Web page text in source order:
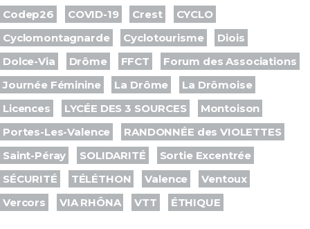
Codep26
COVID-19 Crest
CYCLO
Cyclomontagnarde
Cyclotourisme
Diois
Dolce-Via
Drôme FFCT
Forum des Associations
Journée Féminine
La Drôme
La Drômoise
Licences
LYCÉE DES 3 SOURCES
Montoison
Portes-Les-Valence
RANDONNÉE des VIOLETTES
Saint-Péray
SOLIDARITÉ
Sortie Excentrée
SÉCURITÉ
TÉLÉTHON Valence
Ventoux
Vercors
VIA RHÔNA VTT ÉTHIQUE